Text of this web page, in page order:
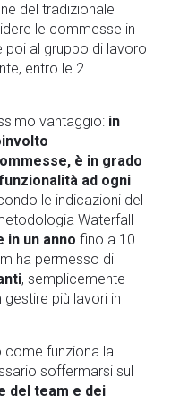
del tradizionale
le commesse in
al gruppo di lavoro
entro le 2
vantaggio: in
è in grado
ad ogni
le indicazioni del
Waterfall
in un anno fino a 10
ha permesso di
, semplicemente
più lavori in
come funziona la
soffermarsi sul
del team e dei